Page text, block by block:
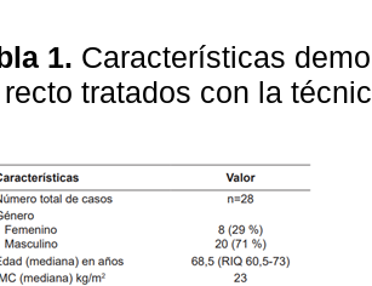
1. Características
tratados con la